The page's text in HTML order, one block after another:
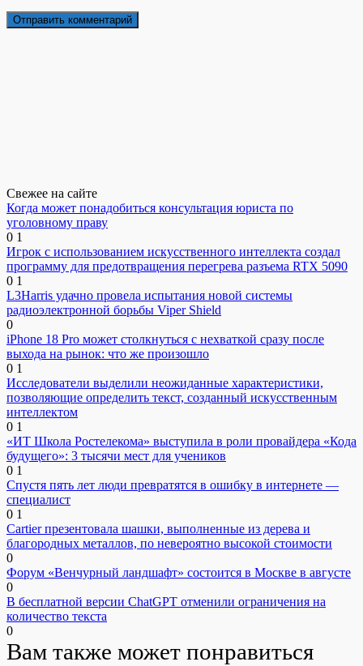
Свежее на сайте
Когда может понадобиться консультация юриста по
уголовному праву
0 1
Игрок с использованием искусственного интеллекта создал
программу для предотвращения перегрева разъема RTX 5090
0 1
L3Harris удачно провела испытания новой системы
радиоэлектронной борьбы Viper Shield
0
iPhone 18 Pro может столкнуться с нехваткой сразу после
выхода на рынок: что же произошло
0 1
Исследователи выделили неожиданные характеристики,
позволяющие определить текст, созданный искусственным
интеллектом
0 1
«ИТ Школа Ростелекома» выступила в роли провайдера «Кода
будущего»: 3 тысячи мест для учеников
0 1
Спустя пять лет люди превратятся в ошибку в интернете —
специалист
0 1
Cartier презентовала шашки, выполненные из дерева и
благородных металлов, по невероятно высокой стоимости
0
Форум «Венчурный ландшафт» состоится в Москве в августе
0
В бесплатной версии ChatGPT отменили ограничения на
количество текста
0
Вам также может понравиться